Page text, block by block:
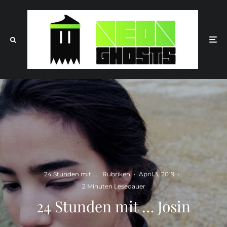
24 Stunden mit ... Rubriken · April 3, 2019 ·
2 Minuten Lesedauer
24 Stunden mit … Josin